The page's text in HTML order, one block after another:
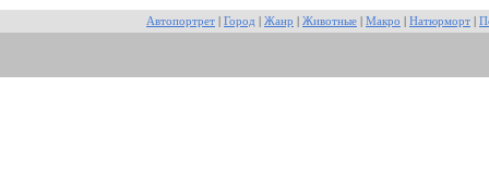
Автопортрет Город Жанр Животные Макро Натюрморт